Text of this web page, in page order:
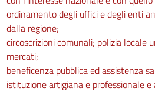
ordinamento degli uffici e degli enti
dalla regione;
circoscrizioni comunali; polizia locale
mercati;
beneficenza pubblica ed assistenza
istituzione artigiana e professionale